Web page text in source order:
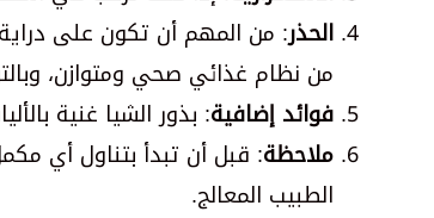
الحذر: من المهم أن تكون على دراية
من نظام غذائي صحي ومتوازن،
فوائد إضافية: بذور الشيا غنية بالألياف، البروتين،
ملاحظة: قبل أن تبدأ بتناول أي
الطبيب المعالج.